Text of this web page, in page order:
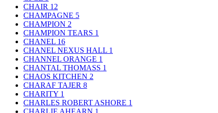
CHAIR 12
CHAMPAGNE 5
CHAMPION 2
CHAMPION TEARS 1
CHANEL 16
CHANEL NEXUS HALL 1
CHANNEL ORANGE 1
CHANTAL THOMASS 1
CHAOS KITCHEN 2
CHARAF TAJER 8
CHARITY 1
CHARLES ROBERT ASHORE 1
CHARLIE AHEARN 1